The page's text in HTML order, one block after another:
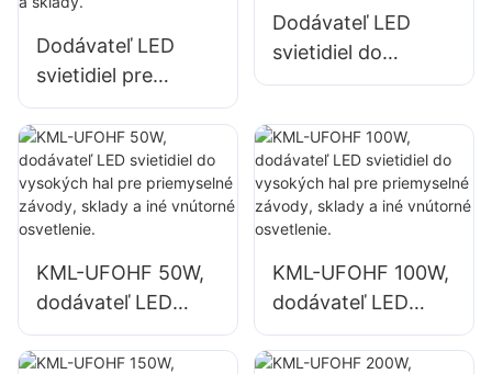
dielne a sklady.
Dodávateľ LED
svietidiel pre
vysoké budovy
KML-HB52 s
výkonom 100 W
pre vnútorné
priestory, ako sú
výrobné budovy a
sklady.
Dodávateľ LED
svietidiel do
vysokých
UFOHA 100W pre
vnútorné priestory,
ako sú priemyselné
výrobné budovy a
KML-UFOHF 50W,
dodávateľ LED
svietidiel do
vysokých hal pre
KML-UFOHF 100W,
dodávateľ LED
svietidiel do
vysokých hal pre